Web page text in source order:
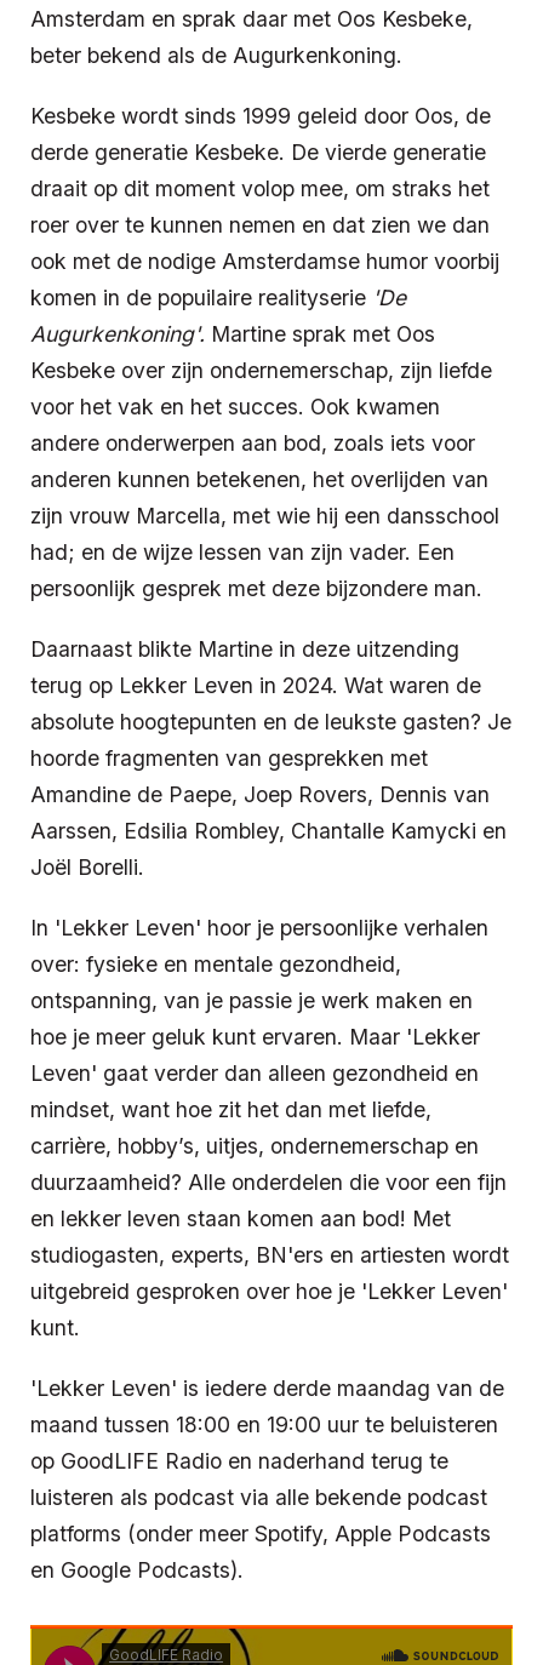
Amsterdam en sprak daar met Oos Kesbeke,
beter bekend als de Augurkenkoning.
Kesbeke wordt sinds 1999 geleid door Oos, de
derde generatie Kesbeke. De vierde generatie
draait op dit moment volop mee, om straks het
roer over te kunnen nemen en dat zien we dan
ook met de nodige Amsterdamse humor voorbij
komen in de popuilaire realityserie 'De
Augurkenkoning'. Martine sprak met Oos
Kesbeke over zijn ondernemerschap, zijn liefde
voor het vak en het succes. Ook kwamen
andere onderwerpen aan bod, zoals iets voor
anderen kunnen betekenen, het overlijden van
zijn vrouw Marcella, met wie hij een dansschool
had; en de wijze lessen van zijn vader. Een
persoonlijk gesprek met deze bijzondere man.
Daarnaast blikte Martine in deze uitzending
terug op Lekker Leven in 2024. Wat waren de
absolute hoogtepunten en de leukste gasten? Je
hoorde fragmenten van gesprekken met
Amandine de Paepe, Joep Rovers, Dennis van
Aarssen, Edsilia Rombley, Chantalle Kamycki en
Joël Borelli.
In 'Lekker Leven' hoor je persoonlijke verhalen
over: fysieke en mentale gezondheid,
ontspanning, van je passie je werk maken en
hoe je meer geluk kunt ervaren. Maar 'Lekker
Leven' gaat verder dan alleen gezondheid en
mindset, want hoe zit het dan met liefde,
carrière, hobby’s, uitjes, ondernemerschap en
duurzaamheid? Alle onderdelen die voor een fijn
en lekker leven staan komen aan bod! Met
studiogasten, experts, BN'ers en artiesten wordt
uitgebreid gesproken over hoe je 'Lekker Leven'
kunt.
'Lekker Leven' is iedere derde maandag van de
maand tussen 18:00 en 19:00 uur te beluisteren
op GoodLIFE Radio en naderhand terug te
luisteren als podcast via alle bekende podcast
platforms (onder meer Spotify, Apple Podcasts
en Google Podcasts).